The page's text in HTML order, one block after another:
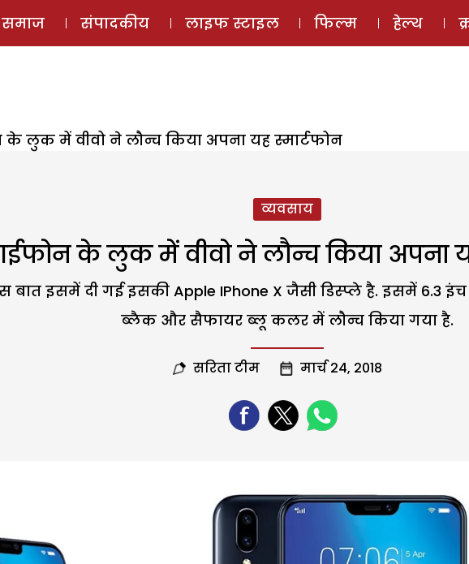
ई-मैगज़ीन
समाज संपादकीय लाइफ स्टाइल फिल्म हेल्थ
लुक में वीवो ने लौन्च किया अपना यह स्मार्टफोन
व्यवसाय
के लुक में वीवो ने लौन्च किया अपना
इसमें दी गई इसकी Apple IPhone X जैसी डिस्प्ले है. इसमें 6.3 इंच
ब्लैक और सैफायर ब्लू कलर में लौन्च किया गया है.
सरिता टीम मार्च 24, 2018